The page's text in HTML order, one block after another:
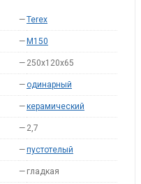
—Terex
— M150
— 250x120x65
— одинарный
—керамический
— 2,7
—пустотелый
— гладкая